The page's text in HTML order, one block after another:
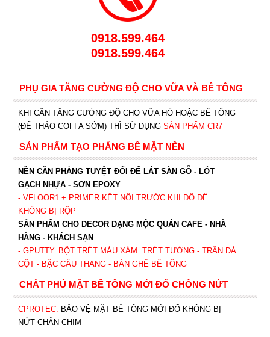
0918.599.464
0918.599.464
PHỤ GIA TĂNG CƯỜNG ĐỘ CHO VỮA VÀ BÊ TÔNG
KHI CẦN TĂNG CƯỜNG ĐỘ CHO VỮA HỒ HOẶC BÊ TÔNG
(ĐỂ THÁO COFFA SỚM) THÌ SỬ DỤNG SẢN PHẨM CR7
SẢN PHẨM TẠO PHẲNG BỀ MẶT NỀN
NỀN CẦN PHẲNG TUYỆT ĐỐI ĐỂ LÁT SÀN GỖ - LÓT
GẠCH NHỰA - SƠN EPOXY
- VFLOOR1+ PRIMER KẾT NỐI TRƯỚC KHI ĐỔ ĐỂ
KHÔNG BỊ RỘP
SẢN PHẨM CHO DECOR DẠNG MỘC QUÁN CAFE - NHÀ
HÀNG - KHÁCH SẠN
- GPUTTY. BỘT TRÉT MÀU XÁM. TRÉT TƯỜNG - TRẦN ĐÀ
CỘT - BẬC CẦU THANG - BÀN GHẾ BÊ TÔNG
CHẤT PHỦ MẶT BÊ TÔNG MỚI ĐỔ CHỐNG NỨT
CPROTEC. BẢO VỆ MẶT BÊ TÔNG MỚI ĐỔ KHÔNG BỊ
NỨT CHÂN CHIM